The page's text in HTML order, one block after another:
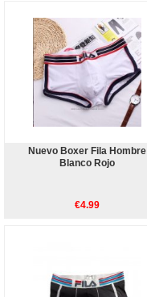
Nuevo Boxer Fila Hombre
Blanco Rojo
€4.99